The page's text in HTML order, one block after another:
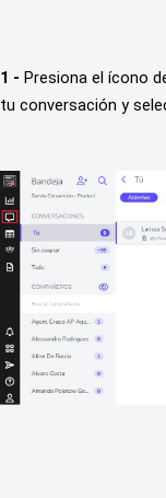
1 - Presiona el ícono
tu conversación y